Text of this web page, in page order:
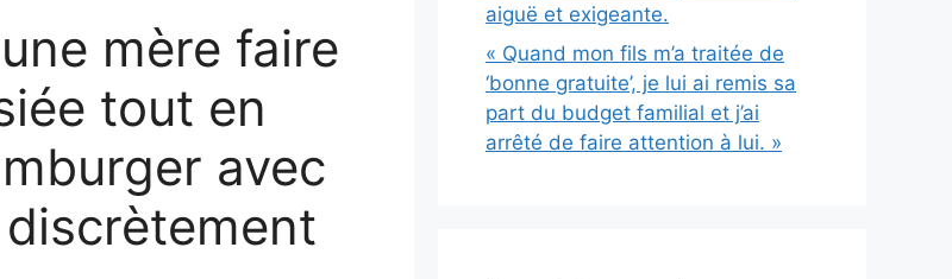
mère faire
tout en
avec
aiguë et exigeante.
« Quand mon fils m’a traitée de
‘bonne gratuite’, je lui ai remis sa
part du budget familial et j’ai
arrêté de faire attention à lui. »